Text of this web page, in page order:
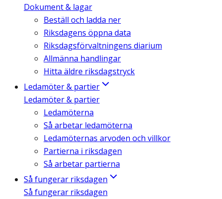
Dokument & lagar
Beställ och ladda ner
Riksdagens öppna data
Riksdagsförvaltningens diarium
Allmänna handlingar
Hitta äldre riksdagstryck
Ledamöter & partier
Ledamöter & partier
Ledamöterna
Så arbetar ledamöterna
Ledamöternas arvoden och villkor
Partierna i riksdagen
Så arbetar partierna
Så fungerar riksdagen
Så fungerar riksdagen